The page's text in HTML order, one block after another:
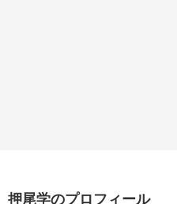
押尾学のプロフィール